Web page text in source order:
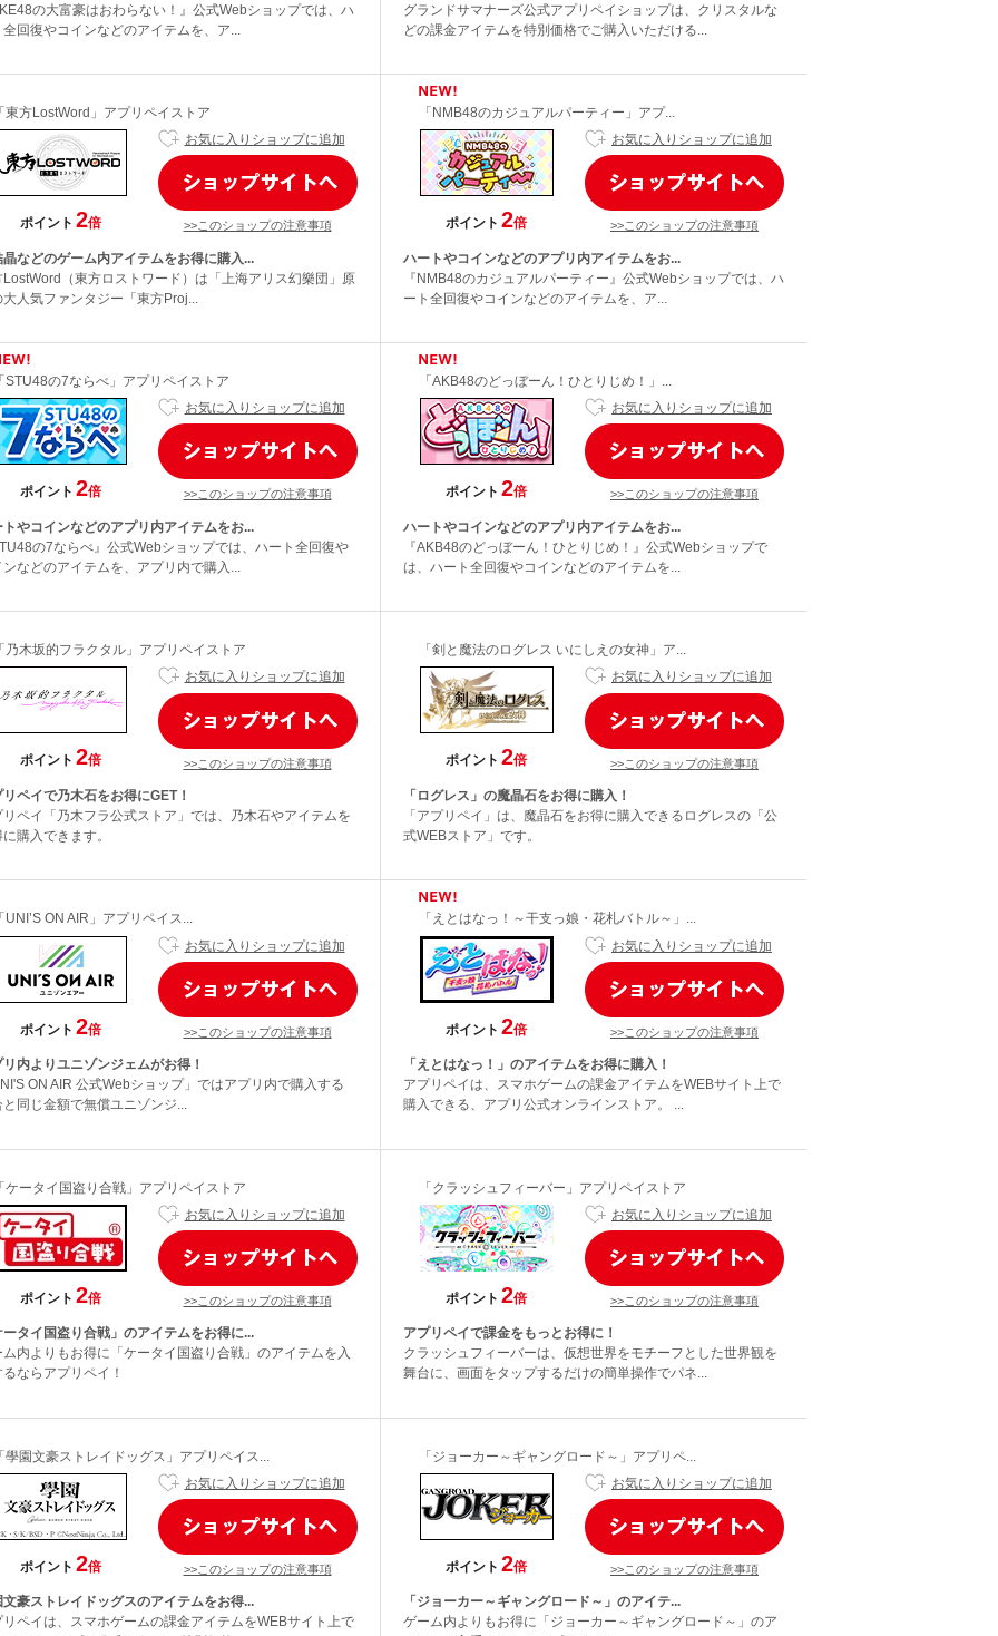
の大富豪はおわらない！』公式Webショップでは、ハ
全回復やコインなどのアイテムを、ア...
グランドサマナーズ公式アプリペイショップは、クリスタルな
どの課金アイテムを特別価格でご購入いただける...
「東方LostWord」アプリペイストア
ポイント 2倍
お気に入りショップに追加
>>このショップの注意事項
晶などのゲーム内アイテムをお得に購入...
LostWord（東方ロストワード）は「上海アリス幻樂団」原
人気ファンタジー「東方Proj...
「NMB48のカジュアルパーティー」アプ...
ポイント 2倍
お気に入りショップに追加
>>このショップの注意事項
ハートやコインなどのアプリ内アイテムをお...
『NMB48のカジュアルパーティー』公式Webショップでは、ハ
ート全回復やコインなどのアイテムを、ア...
「STU48の7ならべ」アプリペイストア
ポイント 2倍
お気に入りショップに追加
>>このショップの注意事項
トやコインなどのアプリ内アイテムをお...
の7ならべ』公式Webショップでは、ハート全回復や
ンなどのアイテムを、アプリ内で購入...
「AKB48のどっぼーん！ひとりじめ！」...
ポイント 2倍
お気に入りショップに追加
>>このショップの注意事項
ハートやコインなどのアプリ内アイテムをお...
『AKB48のどっぼーん！ひとりじめ！』公式Webショップで
は、ハート全回復やコインなどのアイテムを...
「乃木坂的フラクタル」アプリペイストア
ポイント 2倍
お気に入りショップに追加
>>このショップの注意事項
リペイで乃木石をお得にGET！
リペイ「乃木フラ公式ストア」では、乃木石やアイテムを
に購入できます。
「剣と魔法のログレス いにしえの女神」ア...
ポイント 2倍
お気に入りショップに追加
>>このショップの注意事項
「ログレス」の魔晶石をお得に購入！
「アプリペイ」は、魔晶石をお得に購入できるログレスの「公
式WEBストア」です。
「UNI’S ON AIR」アプリペイス...
ポイント 2倍
お気に入りショップに追加
>>このショップの注意事項
リ内よりユニゾンジェムがお得！
ON AIR 公式Webショップ」ではアプリ内で購入する
と同じ金額で無償ユニゾンジ...
「えとはなっ！～干支っ娘・花札バトル～」...
ポイント 2倍
お気に入りショップに追加
>>このショップの注意事項
「えとはなっ！」のアイテムをお得に購入！
アプリペイは、スマホゲームの課金アイテムをWEBサイト上で
購入できる、アプリ公式オンラインストア。 ...
「ケータイ国盗り合戦」アプリペイストア
ポイント 2倍
お気に入りショップに追加
>>このショップの注意事項
ータイ国盗り合戦」のアイテムをお得に...
ム内よりもお得に「ケータイ国盗り合戦」のアイテムを入
ならアプリペイ！
「クラッシュフィーバー」アプリペイストア
ポイント 2倍
お気に入りショップに追加
>>このショップの注意事項
アプリペイで課金をもっとお得に！
クラッシュフィーバーは、仮想世界をモチーフとした世界観を
舞台に、画面をタップするだけの簡単操作でパネ...
「學園文豪ストレイドッグス」アプリペイス...
ポイント 2倍
お気に入りショップに追加
>>このショップの注意事項
文豪ストレイドッグスのアイテムをお得...
リペイは、スマホゲームの課金アイテムをWEBサイト上で
「ジョーカー～ギャングロード～」アプリペ...
ポイント 2倍
お気に入りショップに追加
>>このショップの注意事項
「ジョーカー～ギャングロード～」のアイテ...
ゲーム内よりもお得に「ジョーカー～ギャングロード～」のア